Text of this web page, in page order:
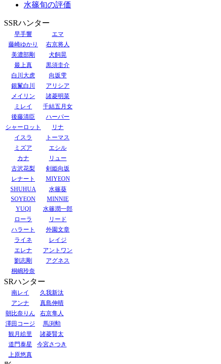
水篠旬の評価
SSRハンター
早手響
エマ
藤崎ゆかり
右京将人
美濃部剛
犬飼晃
最上真
黒須圭介
白川大虎
向坂雫
銀鬣白川
アリシア
メイリン
諸菱明菜
ミレイ
千結五月女
後藤清臣
ハーパー
シャーロット
リナ
イスラ
トーマス
ミズア
エシル
カナ
リュー
古沢花梨
剣姫向坂
レナート
MIYEON
SHUHUA
水篠葵
SOYEON
MINNIE
YUQI
水篠潤一郎
ローラ
リード
ハラート
外園文章
ライネ
レイジ
エレナ
アントワン
劉志剛
アグネス
桐嶋玲奈
SRハンター
南レイ
久我新汰
アンナ
真島伸晴
朝比奈りん
右京隼人
澤田コージ
馬渕勲
観月絵里
諸菱賢太
道門泰星
今宮さつき
上原悠真